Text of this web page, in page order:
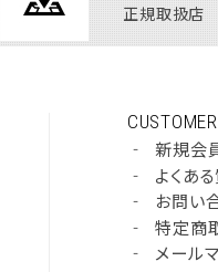
正規取扱店
‐
新規会
‐
よくあ
‐
お問い
‐
特定商
‐
メール